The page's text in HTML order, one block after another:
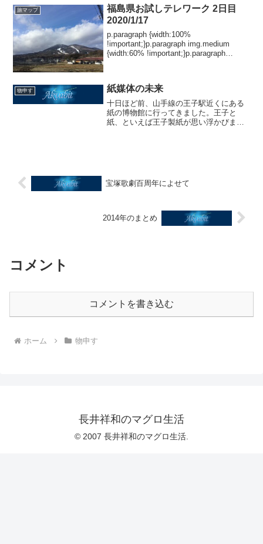
う。ですが、私はスポーツ観戦が好きで
す。だから、いまさら中止を訴...
旅マップ
福島県お試しテレワーク 2日目
2020/1/17
p.paragraph {width:100%
!important;}p.paragraph img.medium
{width:60% !important;}p.paragraph
物申す 紙媒体の未来
十日ほど前、山手線の王子駅近くにある
紙の博物館に行ってきました。王子と
紙、といえば王子製紙が思い浮かびま
宝塚歌劇百周年によせて
2014年のまとめ
コメント
コメントを書き込む
ホーム 物申す
長井祥和のマグロ生活
© 2007 長井祥和のマグロ生活.